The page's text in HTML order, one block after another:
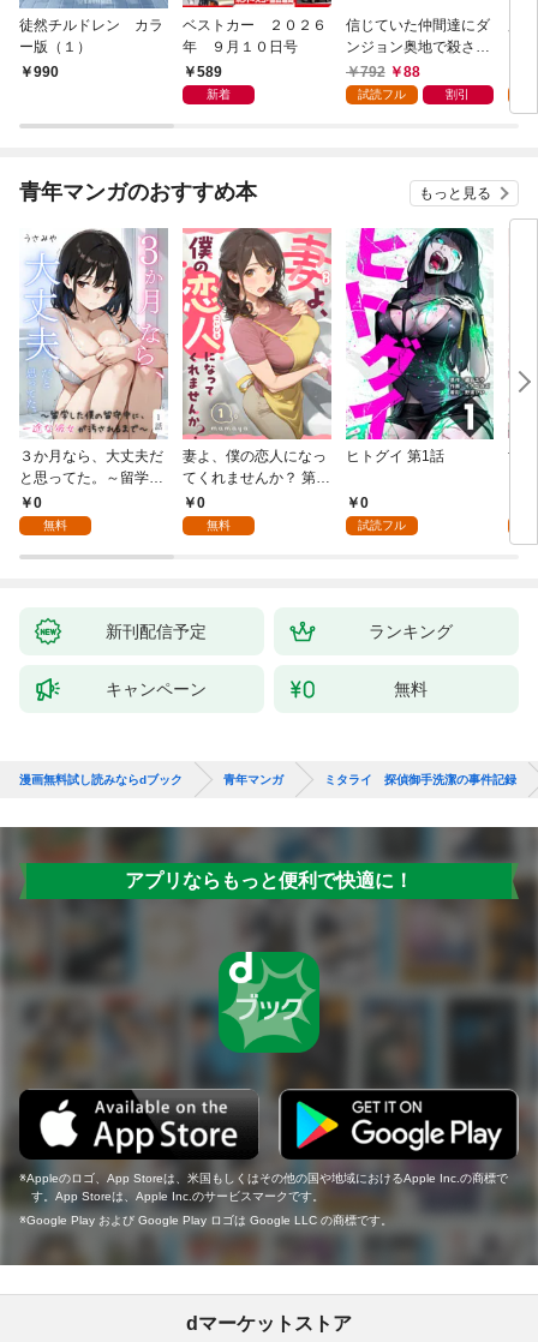
徒然チルドレン カラ
ー版（１）
990
ベストカー ２０２６
年 ９月１０日号
589
新着
信じていた仲間達にダ
ンジョン奥地で殺され
かけたがギフト『無限
ガチャ』でレベル９９
『ざまぁ！』します！
792 88
試読フル 割引
青年マンガのおすすめ本 もっと見る
３か月なら、大丈夫だ
と思ってた。～留学し
た僕の留守中に、一途
な彼女が汚されるまで
0
無料
妻よ、僕の恋人になっ
てくれませんか？ 第1
話0
無料
ヒトグイ 第1話
0
試読フル
世
新刊配信予定 ランキング
キャンペーン 無料
漫画無料試し読みならdブック 青年マンガ ミタライ 探偵御手洗潔の事件記録
アプリならもっと便利で快適に！
Appleのロゴ、App Storeは、米国もしくはその他の国や地域におけるApple Inc.の商標で
す。App Storeは、Apple Inc.のサービスマークです。
Google Play および Google Play ロゴは Google LLC の商標です。
dマーケットストア